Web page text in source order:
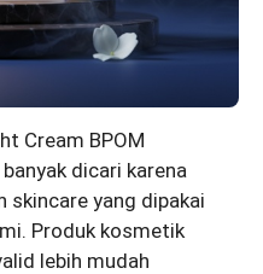
Cream BPOM
dicari karena
skincare yang dipakai
Produk kosmetik
lebih mudah